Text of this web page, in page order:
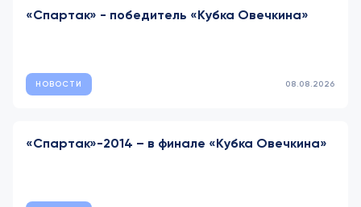
«Спартак» - победитель «Кубка Овечкина»
НОВОСТИ 08.08.2026
«Спартак»-2014 – в финале «Кубка Овечкина»